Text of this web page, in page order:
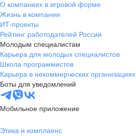
О компаниях в игровой форме
Жизнь в компании
ИТ-проекты
Рейтинг работодателей России
Молодым специалистам
Карьера для молодых специалистов
Школа программистов
Карьера в некоммерческих организациях
Боты для уведомлений
Мобильное приложение
Этика и комплаенс